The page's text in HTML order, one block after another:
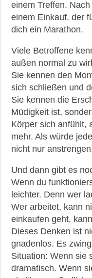
einem Treffen.
einem Einkauf, der
dich ein Marathon.
Viele Betroffene
außen normal zu
Sie kennen den
sich schließen und
Sie kennen die
Müdigkeit ist,
Körper sich anfühlt,
mehr. Als würde
nicht nur
Und dann gibt es
Wenn du
leichter. Denn wer
Wer arbeitet, kann
einkaufen geht,
Dieses Denken ist
gnadenlos. Es
Situation: Wenn sie
dramatisch. Wenn